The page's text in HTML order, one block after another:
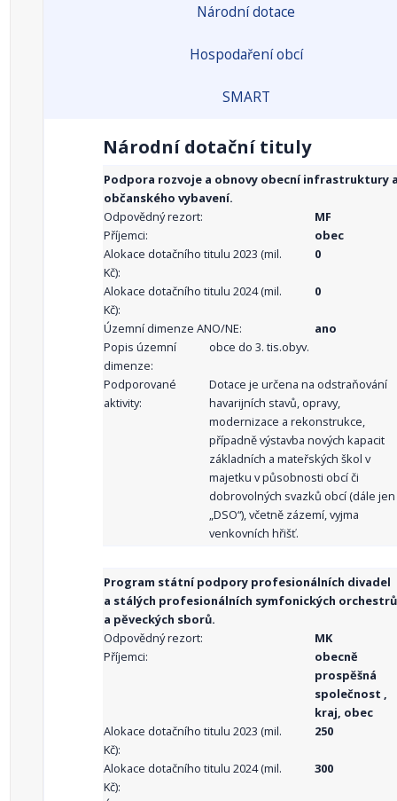
Národní dotace
Hospodaření obcí
SMART
Národní dotační tituly
Podpora rozvoje a obnovy obecní infrastruktury
občanského vybavení.
Odpovědný rezort:
MF
Příjemci:
obec
Alokace dotačního titulu 2023 (mil.
Kč):
0
Alokace dotačního titulu 2024 (mil.
Kč):
0
Územní dimenze ANO/NE:
ano
Popis územní
dimenze:
obce do 3. tis.obyv.
Podporované
aktivity:
Dotace je určena na odstraňování
havarijních stavů, opravy,
modernizace a rekonstrukce,
případně výstavba nových kapacit
základních a mateřských škol v
majetku v působnosti obcí či
dobrovolných svazků obcí (dále jen
„DSO“), včetně zázemí, vyjma
venkovních hřišť.
Program státní podpory profesionálních divadel
a stálých profesionálních symfonických orchestrů
a pěveckých sborů.
Odpovědný rezort:
MK
Příjemci:
obecně
prospěšná
společnost ,
kraj, obec
Alokace dotačního titulu 2023 (mil.
Kč):
250
Alokace dotačního titulu 2024 (mil.
Kč):
300